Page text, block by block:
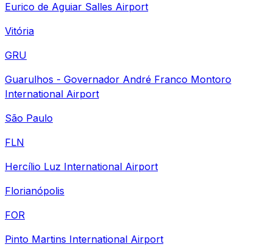
Eurico de Aguiar Salles Airport
Vitória
GRU
Guarulhos - Governador André Franco Montoro
International Airport
São Paulo
FLN
Hercílio Luz International Airport
Florianópolis
FOR
Pinto Martins International Airport